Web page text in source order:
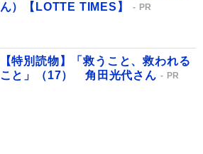
ん）【LOTTE TIMES】
PR
【特別読物】「救うこと、救われる
こと」（17） 角田光代さん
PR